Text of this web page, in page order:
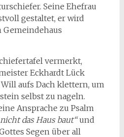
Seine Ehefrau
gestaltet, er wird
vermerkt,
Eckhardt Lück
aufs Dach klettern, um
selbst zu nageln.
Ansprache zu Psalm
das Haus baut“und
Segen über all